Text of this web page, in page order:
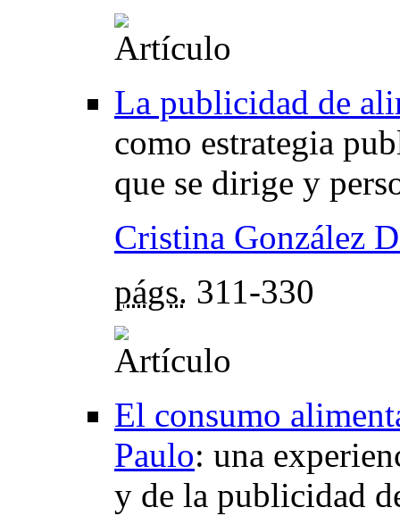
La publicidad de
como estrategia
que se dirige y
Cristina González
págs. 311-330
El consumo
Paulo: una
y de la publicidad